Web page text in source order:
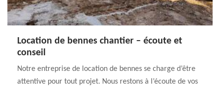
Location de bennes chantier – écoute et
conseil
Notre entreprise de location de bennes se charge d’être
attentive pour tout projet. Nous restons à l’écoute de vos